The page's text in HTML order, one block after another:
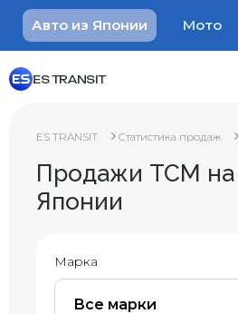
Авто из Японии Мото
ES TRANSIT
ES TRANSIT Статистика продаж
Продажи TCM на
Японии
Марка
Все марки